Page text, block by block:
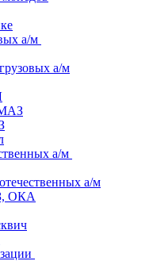
а/м
а/м
а/м
а/м
ОКА